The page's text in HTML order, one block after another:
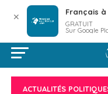
ACTUALITÉS
✕ Français
GRATUIT
Sur Google